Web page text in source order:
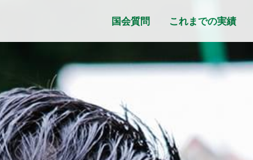
国会質問 これまでの実績